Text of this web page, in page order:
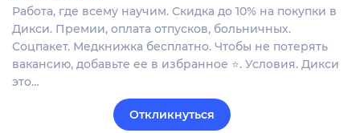
Работа, где всему научим. Скидка до 10% на покупки в
Дикси. Премии, оплата отпусков, больничных.
Соцпакет. Медкнижка бесплатно. Чтобы не потерять
вакансию, добавьте ее в избранное ⭐. Условия. Дикси
это…
Откликнуться